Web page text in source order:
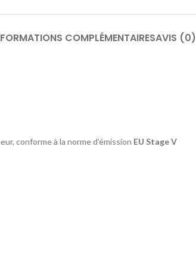
COMPLÉMENTAIRESAVIS (0)
conforme à la norme d’émission EU Stage V